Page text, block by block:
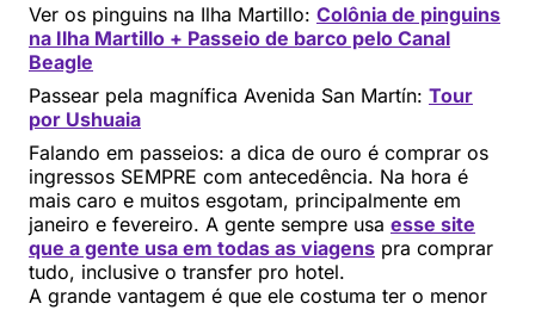
Ver os pinguins na Ilha Martillo: Colônia de pinguins
na Ilha Martillo + Passeio de barco pelo Canal
Beagle
Passear pela magnífica Avenida San Martín: Tour
por Ushuaia
Falando em passeios: a dica de ouro é comprar os
ingressos SEMPRE com antecedência. Na hora é
mais caro e muitos esgotam, principalmente em
janeiro e fevereiro. A gente sempre usa esse site
que a gente usa em todas as viagens pra comprar
tudo, inclusive o transfer pro hotel.
A grande vantagem é que ele costuma ter o menor